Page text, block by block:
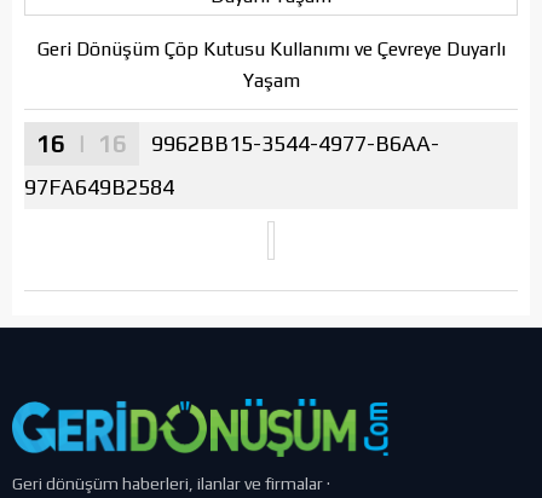
Geri Dönüşüm Çöp Kutusu Kullanımı ve Çevreye Duyarlı
Yaşam
16 | 16
9962BB15-3544-4977-B6AA-
97FA649B2584
Geri dönüşüm haberleri, ilanlar ve firmalar ·